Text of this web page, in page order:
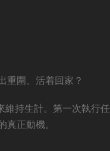
重圍、活着回家？
維持生計。第一次執行任
正動機。